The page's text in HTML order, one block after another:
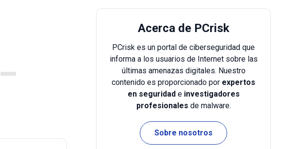
Acerca de PCrisk
PCrisk es un portal de ciberseguridad que
informa a los usuarios de Internet sobre las
últimas amenazas digitales. Nuestro
contenido es proporcionado por expertos
en seguridade investigadores
profesionales de malware.
Sobre nosotros